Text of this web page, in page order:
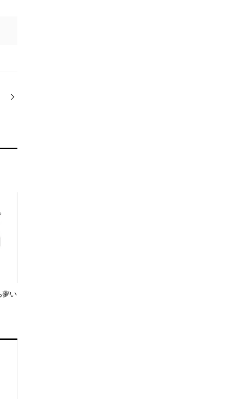
夢い